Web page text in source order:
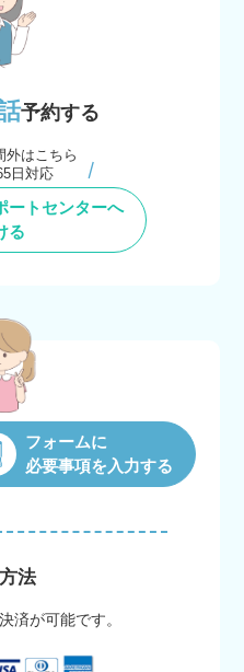
予約する
外はこちら
日対応
ートセンターへ
る
フォームに
必要事項を入力する
法
済が可能です。